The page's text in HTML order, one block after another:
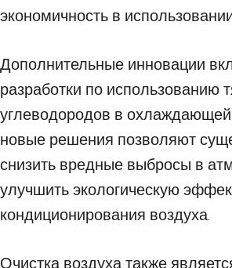
экономичность в
Дополнительные инновации
разработки по использованию
углеводородов в охлаждающей
новые решения позволяют
снизить вредные выбросы в
улучшить экологическую
кондиционирования воздуха.
Очистка воздуха также